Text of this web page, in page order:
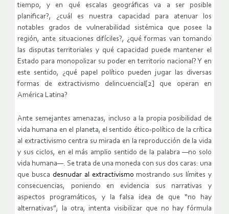
tiempo, y en qué escalas geográficas va a ser posible
planificar?, ¿cuál es nuestra capacidad para atenuar los
notables grados de vulnerabilidad sistémica que posee la
región, ante situaciones difíciles?, ¿qué formas van tomando
las disputas territoriales y qué capacidad puede mantener el
Estado para monopolizar su poder en territorio nacional? Y en
este sentido, ¿qué papel político pueden jugar las diversas
formas de extractivismo delincuencial[2] que operan en
América Latina?
Ante semejantes amenazas, incluso a la propia posibilidad de
vida humana en el planeta, el sentido ético-político de la crítica
al extractivismo centra su mirada en la reproducción de la vida
y sus ciclos, en el más amplio sentido de la palabra ―no solo
vida humana―. Se trata de una moneda con sus dos caras: una
que busca desnudar al extractivismo mostrando sus límites y
consecuencias, poniendo en evidencia sus narrativas y
aspectos programáticos, y la falsa idea de que “no hay
alternativas”; la otra, intenta visibilizar que no hay fórmula